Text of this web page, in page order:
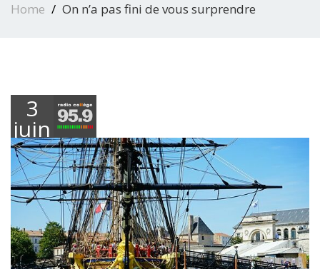
Home On n’a pas fini de vous surprendre
3
juin
2022